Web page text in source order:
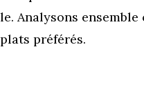
Analysons ensemble
préférés.